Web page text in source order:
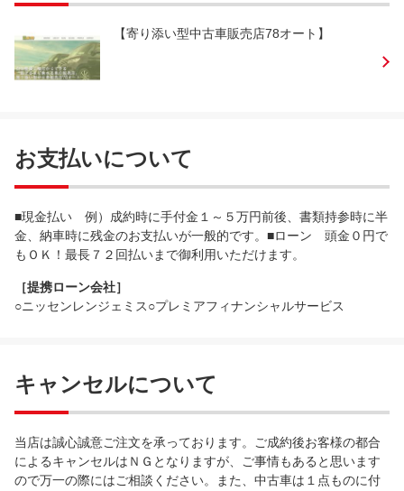
【寄り添い型中古車販売店78オート】
お支払いについて
■現金払い 例）成約時に手付金１～５万円前後、書類持参時に半
金、納車時に残金のお支払いが一般的です。■ローン 頭金０円で
もＯＫ！最長７２回払いまで御利用いただけます。
［提携ローン会社］
○ニッセンレンジェミス○プレミアフィナンシャルサービス
キャンセルについて
当店は誠心誠意ご注文を承っております。ご成約後お客様の都合
によるキャンセルはＮＧとなりますが、ご事情もあると思います
ので万一の際にはご相談ください。また、中古車は１点ものに付